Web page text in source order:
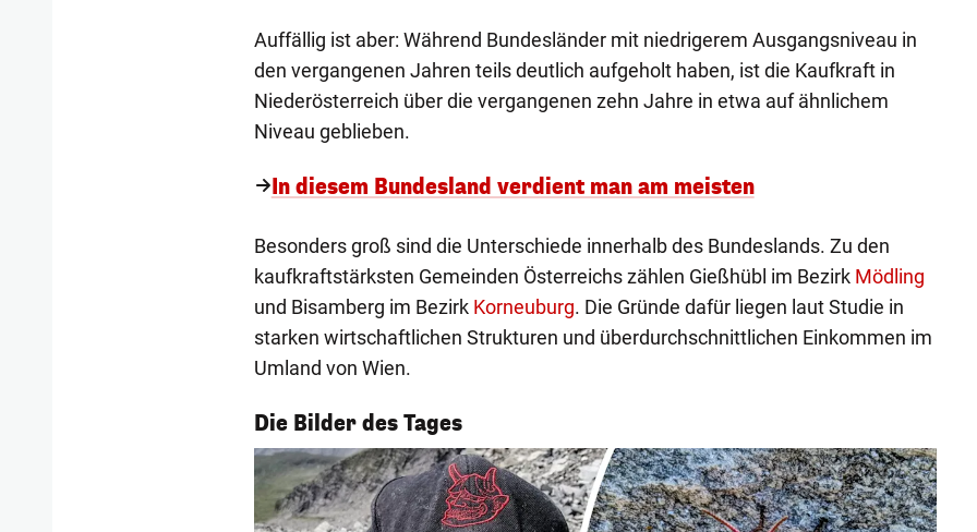
Auffällig ist aber: Während Bundesländer mit niedrigerem Ausgangsniveau in
den vergangenen Jahren teils deutlich aufgeholt haben, ist die Kaufkraft in
Niederösterreich über die vergangenen zehn Jahre in etwa auf ähnlichem
Niveau geblieben.
In diesem Bundesland verdient man am meisten
Besonders groß sind die Unterschiede innerhalb des Bundeslands. Zu den
kaufkraftstärksten Gemeinden Österreichs zählen Gießhübl im Bezirk Mödling
und Bisamberg im Bezirk Korneuburg. Die Gründe dafür liegen laut Studie in
starken wirtschaftlichen Strukturen und überdurchschnittlichen Einkommen im
Umland von Wien.
Die Bilder des Tages
1/54